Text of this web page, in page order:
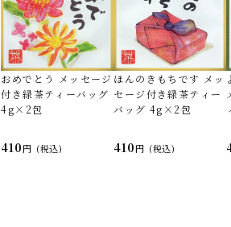
おめでとう メッセージ
付き緑茶ティーバッグ
4g×2包
410 (税込)
ほんのきもちです メッ
セージ付き緑茶ティー
バッグ 4g×2包
410 (税込)